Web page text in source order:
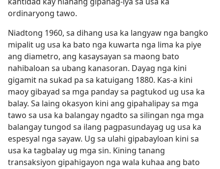
ordinaryong tawo.
Niadtong 1960, sa dihang usa ka langyaw nga bangko
mipalit ug usa ka bato nga kuwarta nga lima ka piye
ang diametro, ang kasaysayan sa maong bato
nahibaloan sa ubang kanasoran. Dayag nga kini
gigamit na sukad pa sa katuigang 1880. Kas-a kini
maoy gibayad sa mga panday sa pagtukod ug usa ka
balay. Sa laing okasyon kini ang gipahalipay sa mga
tawo sa usa ka balangay ngadto sa silingan nga mga
balangay tungod sa ilang pagpasundayag ug usa ka
espesyal nga sayaw. Ug sa ulahi gipabayloan kini sa
usa ka tagbalay ug mga sin. Kining tanang
transaksiyon gipahigayon nga wala kuhaa ang bato